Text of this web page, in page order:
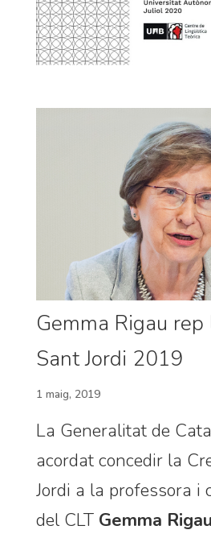
Gemma Rigau
Sant Jordi 2019
1 maig, 2019
La Generalitat de
acordat concedir la
Jordi a la professora i
del CLT Gemma Rigau